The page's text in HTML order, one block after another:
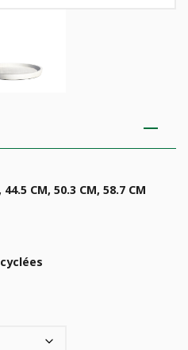
CM, 50.3 CM, 58.7 CM